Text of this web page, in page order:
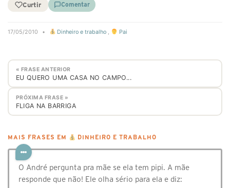
Curtir Comentar
17/05/2010 • Dinheiro e trabalho , Pai
« FRASE ANTERIOR
EU QUERO UMA CASA NO CAMPO...
PRÓXIMA FRASE »
FLIGA NA BARRIGA
MAIS FRASES EM DINHEIRO E TRABALHO
O André pergunta pra mãe se ela tem pipi. A mãe
responde que não! Ele olha sério para ela e diz: